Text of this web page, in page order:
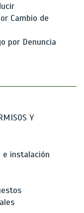
Cambio de
por Denuncia
Y
e instalación